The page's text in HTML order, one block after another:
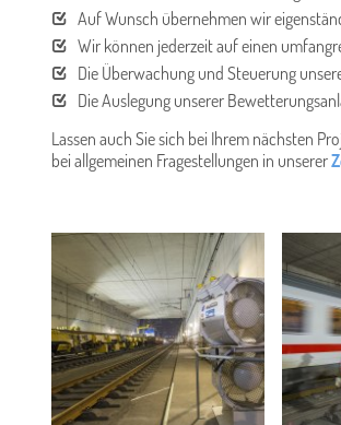
Auf Wunsch übernehmen wir
Wir können jederzeit auf einen
Die Überwachung und Steuerung
Die Auslegung unserer
Lassen auch Sie sich bei Ihrem nächsten
bei allgemeinen Fragestellungen in unserer